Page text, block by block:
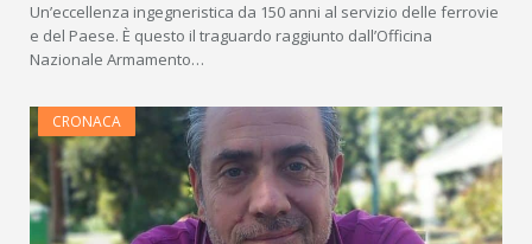
Un’eccellenza ingegneristica da 150 anni al servizio delle ferrovie
e del Paese. È questo il traguardo raggiunto dall’Officina
Nazionale Armamento…
CRONACA